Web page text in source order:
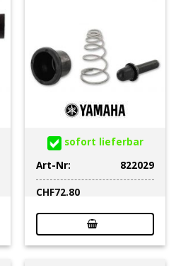
sofort lieferbar
Art-Nr:
822029
CHF72.80